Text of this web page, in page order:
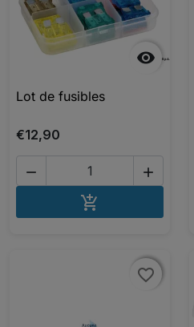

Lot de fusibles
€12,90
 

favorite_border
favorite_border